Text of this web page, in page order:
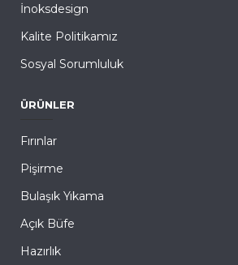
İnoksdesign
Kalite Politikamız
Sosyal Sorumluluk
ÜRÜNLER
Fırınlar
Pişirme
Bulaşık Yıkama
Açık Büfe
Hazırlık